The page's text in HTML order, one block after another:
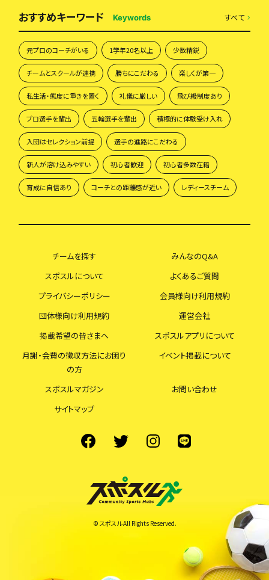
おすすめキーワード Keywords すべて
元プロのコーチがいる 1学年20名以上 少数精鋭
チームとスクールが連携 勝ちにこだわる 楽しくが第一
私生活・態度に重きを置く 礼儀に厳しい 飛び級制度あり
プロ選手を輩出 五輪選手を輩出 積極的に体験受け入れ
入団はセレクション前提 選手の進路にこだわる
新人が溶け込みやすい 初心者歓迎 初心者多数在籍
育成に自信あり コーチとの距離感が近い レディースチーム
© スポスル All Rights Reserved.
チームを探す
みんなのQ&A
スポスルについて
よくあるご質問
プライバシーポリシー
会員様向け利用規約
団体様向け利用規約
運営会社
掲載希望の皆さまへ
スポスルアプリについて
月謝・会費の徴収方法にお困り
の方
イベント掲載について
スポスルマガジン
お問い合わせ
サイトマップ